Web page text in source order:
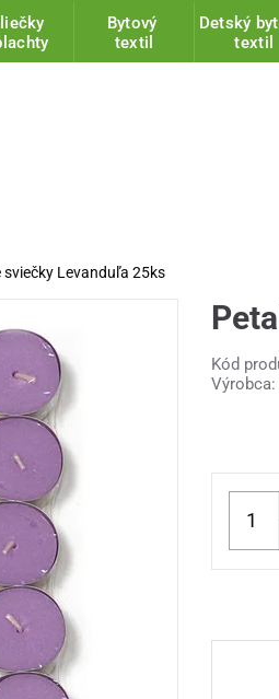
Bytový
textil
Detský
textil
sviečky Levanduľa 25ks
Kód
Výrobca: